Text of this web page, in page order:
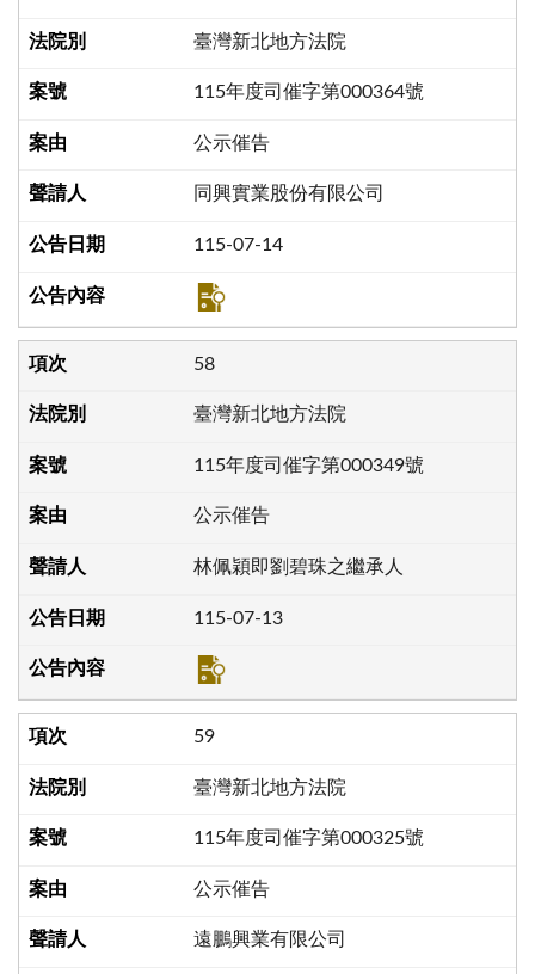
臺灣新北地方法院
115年度司催字第000364號
公示催告
同興實業股份有限公司
115-07-14
58
臺灣新北地方法院
115年度司催字第000349號
公示催告
林佩穎即劉碧珠之繼承人
115-07-13
59
臺灣新北地方法院
115年度司催字第000325號
公示催告
遠鵬興業有限公司